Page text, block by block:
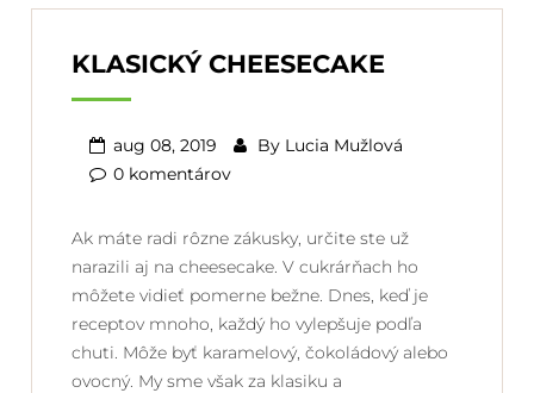
KLASICKÝ CHEESECAKE
aug 08, 2019 By Lucia Mužlová
0 komentárov
Ak máte radi rôzne zákusky, určite ste už
narazili aj na cheesecake. V cukrárňach ho
môžete vidieť pomerne bežne. Dnes, keď je
receptov mnoho, každý ho vylepšuje podľa
chuti. Môže byť karamelový, čokoládový alebo
ovocný. My sme však za klasiku a